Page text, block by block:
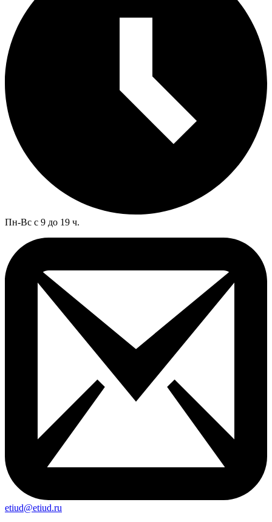
Пн-Вс с 9 до 19 ч.
etiud@etiud.ru